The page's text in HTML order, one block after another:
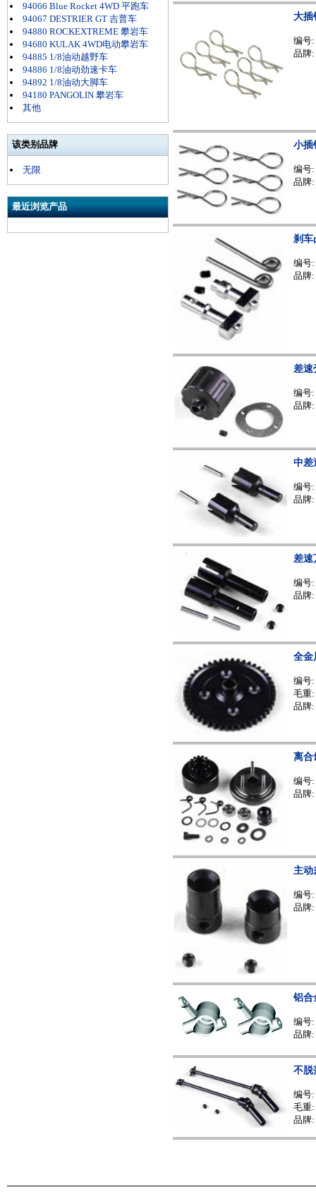
94066 Blue Rocket 4WD 平跑车
94067 DESTRIER GT 吉普车
94880 ROCKEXTREME 攀岩车
94680 KULAK 4WD电动攀岩车
94885 1/8油动越野车
94886 1/8油动劲速卡车
94892 1/8油动大脚车
94180 PANGOLIN 攀岩车
其他
该类别品牌
无限
最近浏览产品
大插
编号:
品牌
小插
编号:
品牌
刹车
编号:
品牌
差速
编号:
品牌
中差
编号:
品牌
差速
编号:
品牌
全金
编号:
毛重:
品牌
离合
编号:
品牌
主动
编号:
品牌
铝合
编号:
品牌
不脱
编号:
毛重:
品牌